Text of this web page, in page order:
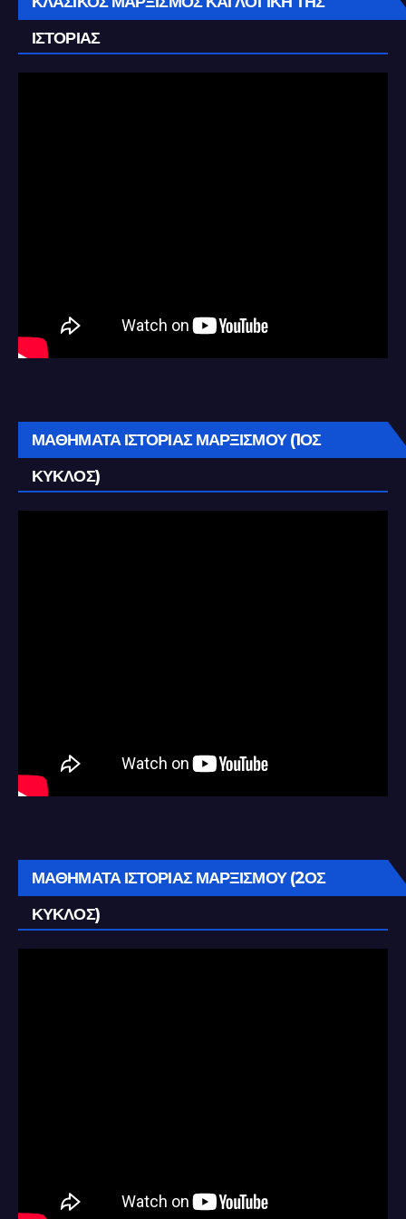
ΙΣΤΟΡΊΑΣ
ΜΑΘΗΜΑΤΑ ΙΣΤΟΡΙΑΣ ΜΑΡΞΙΣΜΟΥ (1ΟΣ
ΚΥΚΛΟΣ)
ΜΑΘΗΜΑΤΑ ΙΣΤΟΡΙΑΣ ΜΑΡΞΙΣΜΟΥ (2ΟΣ
ΚΥΚΛΟΣ)